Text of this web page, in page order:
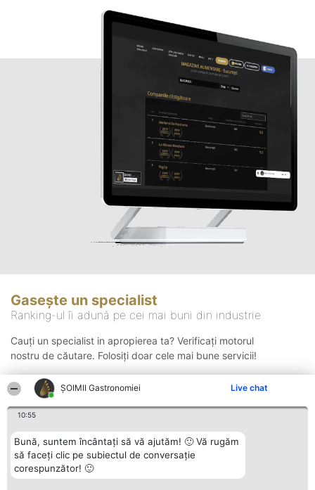
ȘOIMII Gastronomiei Live chat
10:55
Bună, suntem încântați să vă ajutăm! 🙂 Vă rugăm
să faceți clic pe subiectul de conversație
corespunzător! 🙂
Gasește un specialist
Ranking-ul îi adună pe cei mai buni din industrie
Cauți un specialist in apropierea ta? Verificați motorul
nostru de căutare. Folosiți doar cele mai bune servicii!